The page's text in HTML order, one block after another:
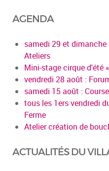
AGENDA
samedi 29 et
Ateliers
Mini-stage cirque d'été
vendredi 28 août :
samedi 15 août :
tous les 1ers vendredi
Ferme
Atelier création de
ACTUALITÉS DU